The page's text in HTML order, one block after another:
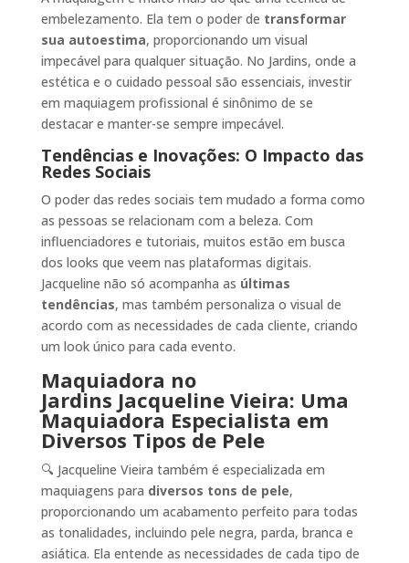
embelezamento. Ela tem o poder de transformar
sua autoestima, proporcionando um visual
impecável para qualquer situação. No Jardins, onde a
estética e o cuidado pessoal são essenciais, investir
em maquiagem profissional é sinônimo de se
destacar e manter-se sempre impecável.
Tendências e Inovações: O Impacto das
Redes Sociais
O poder das redes sociais tem mudado a forma como
as pessoas se relacionam com a beleza. Com
influenciadores e tutoriais, muitos estão em busca
dos looks que veem nas plataformas digitais.
Jacqueline não só acompanha as últimas
tendências, mas também personaliza o visual de
acordo com as necessidades de cada cliente, criando
um look único para cada evento.
Maquiadora no
Jardins Jacqueline Vieira: Uma
Maquiadora Especialista em
Diversos Tipos de Pele
🔍 Jacqueline Vieira também é especializada em
maquiagens para diversos tons de pele,
proporcionando um acabamento perfeito para todas
as tonalidades, incluindo pele negra, parda, branca e
asiática. Ela entende as necessidades de cada tipo de